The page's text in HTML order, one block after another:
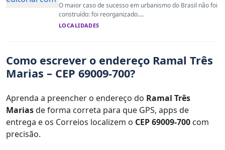
O maior caso de sucesso em urbanismo do Brasil não foi
construído: foi reorganizado....
LOCALIDADES
Como escrever o endereço Ramal Três
Marias – CEP 69009-700?
Aprenda a preencher o endereço do Ramal Três
Mariasde forma correta para que GPS, apps de
entrega e os Correios localizem o CEP 69009-700 com
precisão.